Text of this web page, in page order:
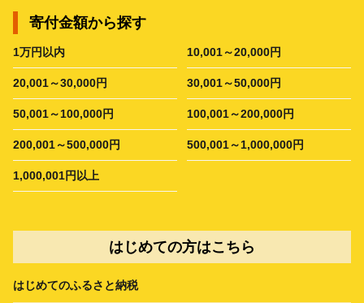
寄付金額から探す
1万円以内 10,001～20,000円
20,001～30,000円 30,001～50,000円
50,001～100,000円 100,001～200,000円
200,001～500,000円 500,001～1,000,000円
1,000,001円以上
はじめての方はこちら
はじめてのふるさと納税